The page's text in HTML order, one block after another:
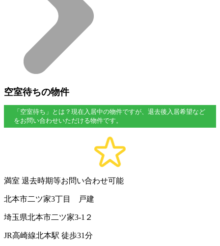
空室待ちの物件
「空室待ち」とは？現在入居中の物件ですが、退去後入居希望など
をお問い合わせいただける物件です。
満室 退去時期等お問い合わせ可能
北本市二ツ家3丁目 戸建
埼玉県北本市二ツ家3-1２
JR高崎線北本駅 徒歩31分